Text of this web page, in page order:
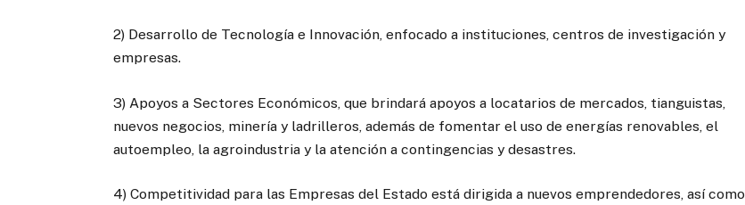
2) Desarrollo de Tecnología e Innovación, enfocado a instituciones, centros de investigación y
empresas.
3) Apoyos a Sectores Económicos, que brindará apoyos a locatarios de mercados, tianguistas,
nuevos negocios, minería y ladrilleros, además de fomentar el uso de energías renovables, el
autoempleo, la agroindustria y la atención a contingencias y desastres.
4) Competitividad para las Empresas del Estado está dirigida a nuevos emprendedores, así como